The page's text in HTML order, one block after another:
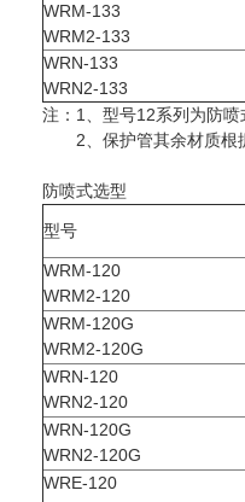
WRM-133
WRM2-133
WRN-133
WRN2-133
注：1、型号12系列为防
2、保护管其余材质根
防喷式选型
型号
WRM-120
WRM2-120
WRM-120G
WRM2-120G
WRN-120
WRN2-120
WRN-120G
WRN2-120G
WRE-120